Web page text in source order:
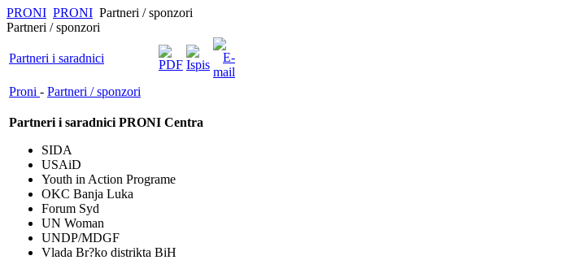
PRONI PRONI Partneri / sponzori
Partneri / sponzori
Partneri i saradnici
Proni - Partneri / sponzori
Partneri i saradnici PRONI Centra
SIDA
USAiD
Youth in Action Programe
OKC Banja Luka
Forum Syd
UN Woman
UNDP/MDGF
Vlada Br?ko distrikta BiH